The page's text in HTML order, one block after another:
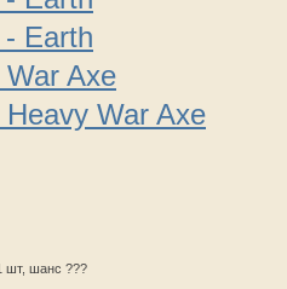
Earth
Axe
War Axe
шт, шанс ???